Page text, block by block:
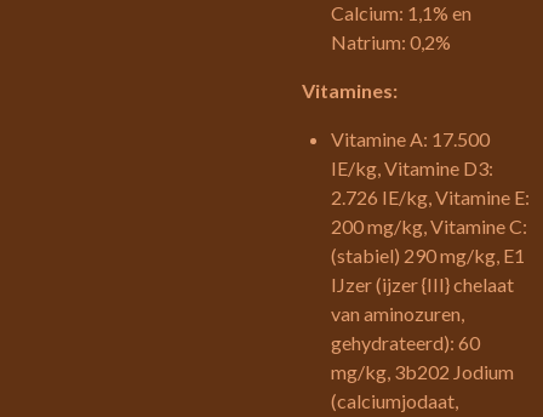
Calcium: 1,1% en
Natrium: 0,2%
Vitamines:
Vitamine A: 17.500
IE/kg, Vitamine D3:
2.726 IE/kg, Vitamine E:
200 mg/kg, Vitamine C:
(stabiel) 290 mg/kg, E1
IJzer (ijzer {III} chelaat
van aminozuren,
gehydrateerd): 60
mg/kg, 3b202 Jodium
(calciumjodaat,